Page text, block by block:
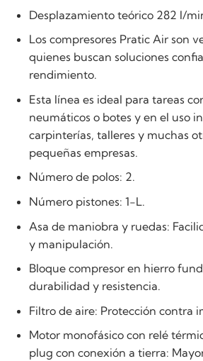
Desplazamiento teórico 282 l/
Los compresores Pratic Air son
quienes buscan soluciones
rendimiento.
Esta línea es ideal para tareas
neumáticos o botes y en el uso
carpinterías, talleres y muchas
pequeñas empresas.
Número de polos: 2.
Número pistones: 1-L.
Asa de maniobra y ruedas:
y manipulación.
Bloque compresor en hierro
durabilidad y resistencia.
Filtro de aire: Protección contra
Motor monofásico con relé
plug con conexión a tierra: